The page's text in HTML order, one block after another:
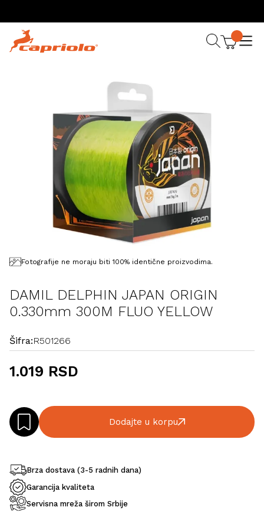
Fotografije ne moraju biti 100% identične proizvodima.
DAMIL DELPHIN JAPAN ORIGIN
0.330mm 300M FLUO YELLOW
Šifra:R501266
1.019 RSD
Dodajte u korpu
Brza dostava (3-5 radnih dana)
Garancija kvaliteta
Servisna mreža širom Srbije